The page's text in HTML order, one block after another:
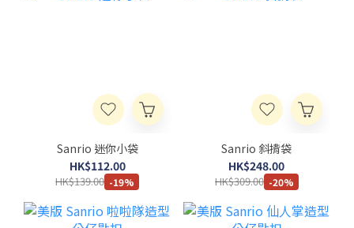
Sanrio 迷你小袋
HK$112.00
HK$139.00 -19%
Sanrio 斜揹袋
HK$248.00
HK$309.00 -20%